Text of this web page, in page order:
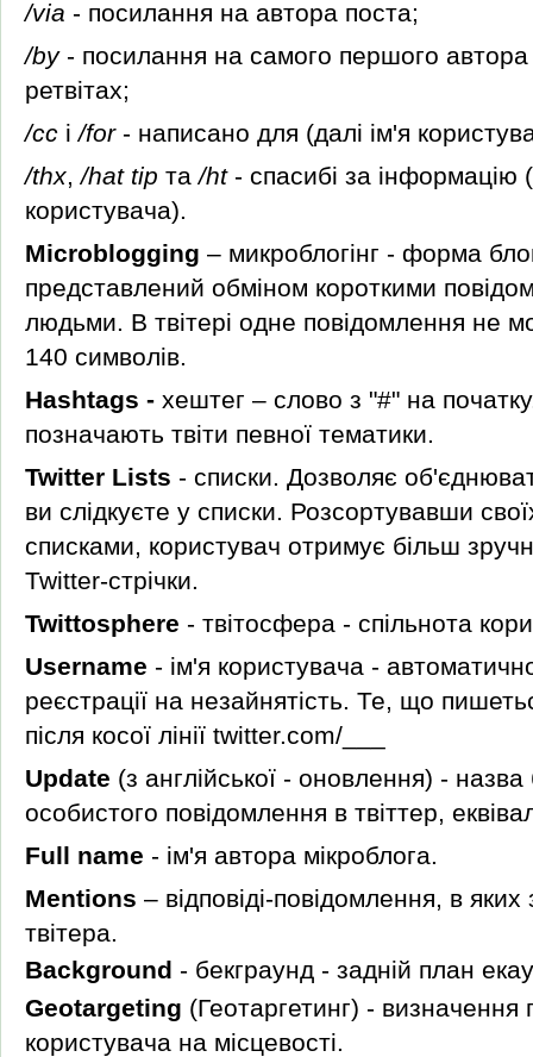
/via - посилання на автора поста;
/by- посилання на самого першого автора
ретвітах;
/сс і/for - написано для (далі ім'я
/thx,/hat tip та/ht- спасибі за інформацію
користувача).
Microblogging – микроблогінг - форма
представлений обміном короткими
людьми. В твітері одне повідомлення не
140 символів.
Hashtags - хештег – слово з "#" на
позначають твіти певної тематики.
Twitter Lists - списки. Дозволяє
ви слідкуєте у списки. Розсортувавши
списками, користувач отримує більш
Twitter-стрічки.
Twittosphere - твітосфера - спільнота
Username - ім'я користувача -
реєстрації на незайнятість. Те, що
після косої лінії twitter.com/___
Update (з англійської - оновлення) -
особистого повідомлення в твіттер,
Full name - ім'я автора мікроблога.
Mentions – відповіді-повідомлення, в
твітера.
Background - бекграунд - задній план
Geotargeting (Геотаргетинг) -
користувача на місцевості.